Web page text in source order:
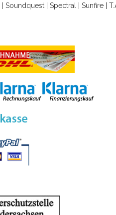
Soundquest Spectral Sunfire